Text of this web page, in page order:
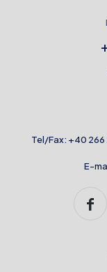
Tel/Fax: +40 266
E-